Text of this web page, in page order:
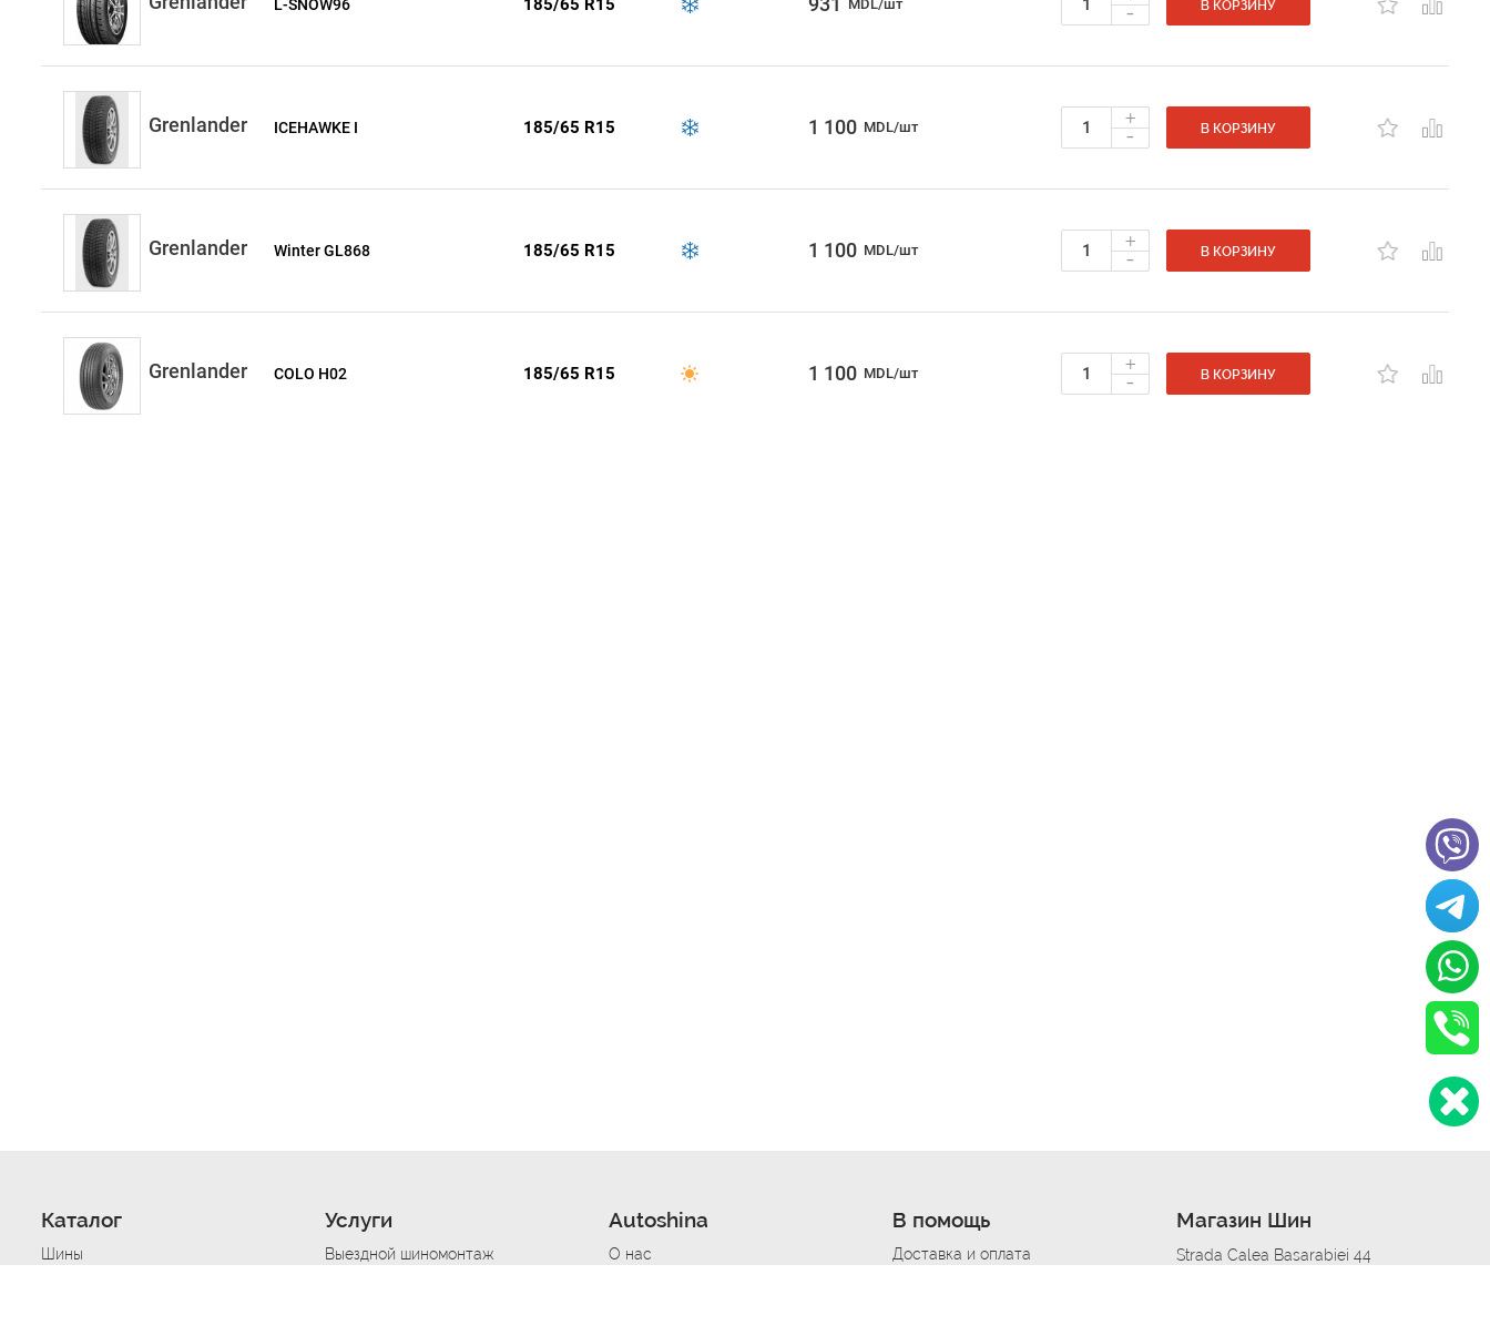
L-SNOW96 185/65 R15 MDL/шт - В КОРЗИНУ
Grenlander ICEHAWKE I 185/65 R15 1 100 MDL/шт +
- В КОРЗИНУ
Grenlander Winter GL868 185/65 R15 1 100 MDL/шт +
- В КОРЗИНУ
Grenlander COLO H02 185/65 R15 1 100 MDL/шт +
- В КОРЗИНУ
Каталог
Шины
Услуги
Выездной шиномонтаж
Autoshina
О нас
В помощь
Доставка и оплата
Магазин Шин
Strada Calea Basarabiei 44